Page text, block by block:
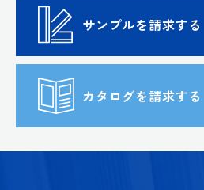
サンプルを請求する
カタログを請求する